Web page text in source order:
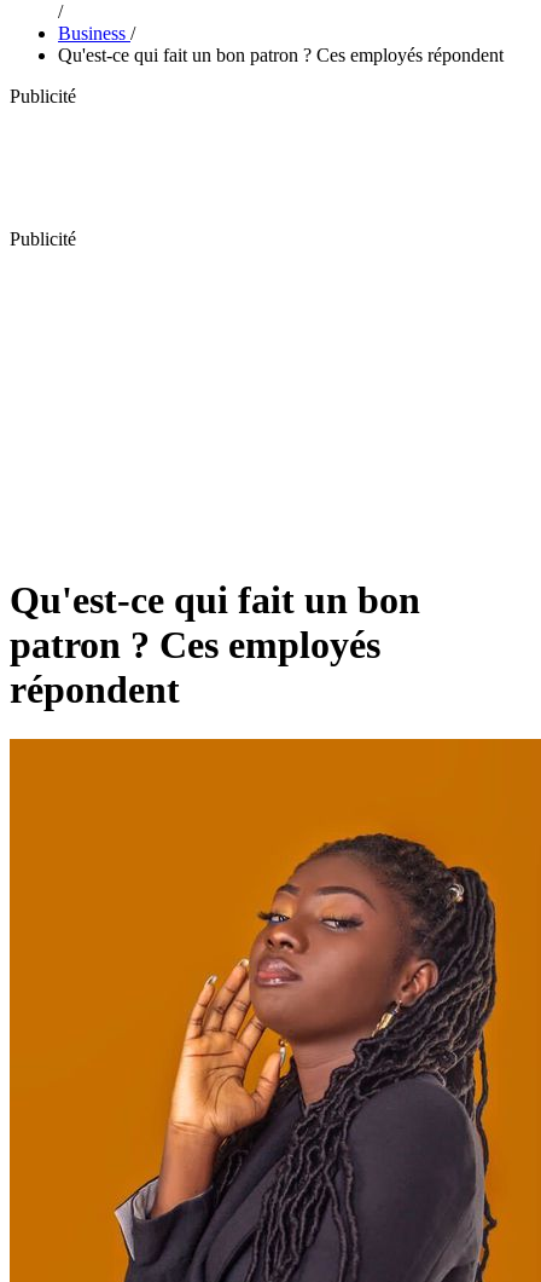
/
Business /
Qu'est-ce qui fait un bon patron ? Ces employés répondent
Publicité
Publicité
Qu'est-ce qui fait un bon
patron ? Ces employés
répondent